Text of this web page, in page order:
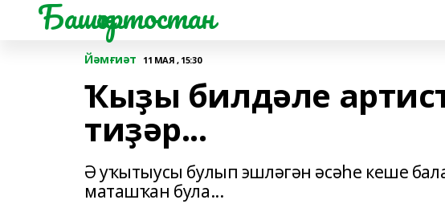
Башҡортостан
Йәмғиәт 11 МАЯ , 15:30
Ҡыҙы билдәле
тиҙәр...
Ә уҡытыусы булып эшләгән әсәһе кеше
маташҡан була...